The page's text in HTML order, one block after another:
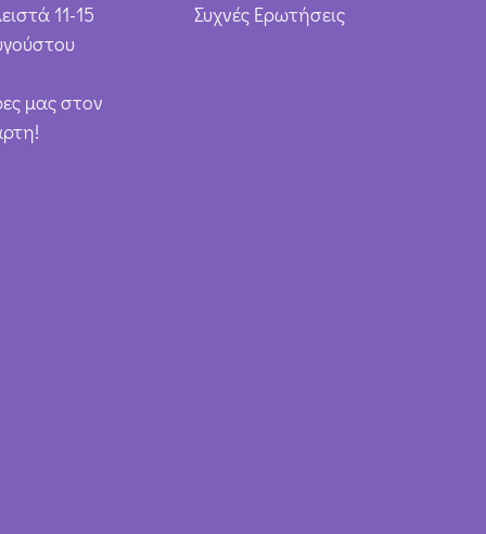
11-15
μας στον
Συχνές Ερωτήσεις